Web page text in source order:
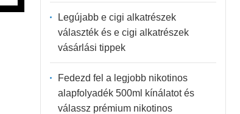
Legújabb e cigi alkatrészek
választék és e cigi alkatrészek
vásárlási tippek
Fedezd fel a legjobb nikotinos
alapfolyadék 500ml kínálatot és
válassz prémium nikotinos